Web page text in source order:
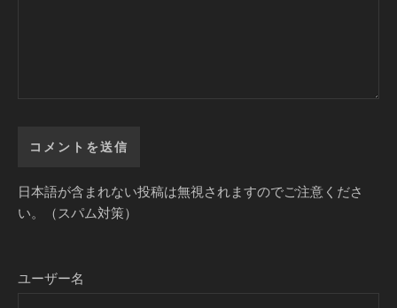
日本語が含まれない投稿は無視されますのでご注意くださ
い。（スパム対策）
ユーザー名